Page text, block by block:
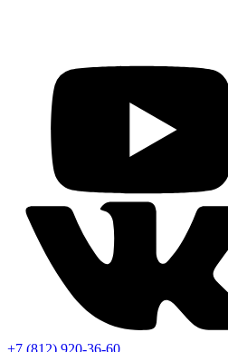
+7 (812) 920-36-60